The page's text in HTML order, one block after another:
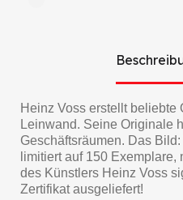
Heinz Voss erstellt beliebte
Leinwand. Seine Originale
Geschäftsräumen. Das
limitiert auf 150
des Künstlers Heinz Voss
Zertifikat ausgeliefert!